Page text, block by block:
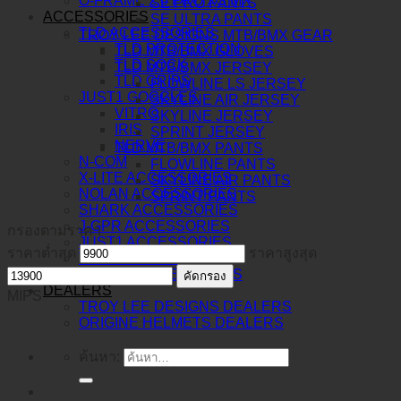
ACCESSORIES
TLD ACCESSORIES
TLD PROTECTION
TLD SOCK
TLD GRIPS
JUST1 GOGGLES
VITRO
IRIS
NERVE
N-COM
X-LITE ACCESSORIES
NOLAN ACCESSORIES
SHARK ACCESSORIES
J-GPR ACCESSORIES
JUST1 ACCESSORIES
TORC ACCESSORIES
BERING ACCESSORIES
DEALERS
TROY LEE DESIGNS DEALERS
ORIGINE HELMETS DEALERS
SE PRO PANTS
SE ULTRA PANTS
TROY LEE DESIGNS MTB/BMX GEAR
TLD MTB/BMX GLOVES
TLD MTB/BMX JERSEY
FLOWLINE LS JERSEY
SKYLINE AIR JERSEY
SKYLINE JERSEY
SPRINT JERSEY
TLD MTB/BMX PANTS
FLOWLINE PANTS
SKYLINE AIR PANTS
SPRINT PANTS
กรองตามราคา
คัดกรอง